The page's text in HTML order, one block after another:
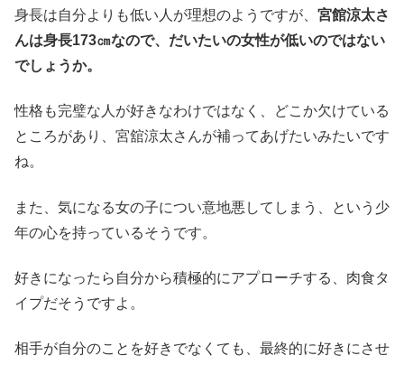
身長は自分よりも低い人が理想のようですが、 宮館涼太さ
んは身長173㎝なので、だいたいの女性が低いのではない
でしょうか。
性格も完璧な人が好きなわけではなく、どこか欠けている
ところがあり、宮舘涼太さんが補ってあげたいみたいです
ね。
また、気になる女の子につい意地悪してしまう、という少
年の心を持っているそうです。
好きになったら自分から積極的にアプローチする、肉食タ
イプだそうですよ。
相手が自分のことを好きでなくても、最終的に好きにさせ